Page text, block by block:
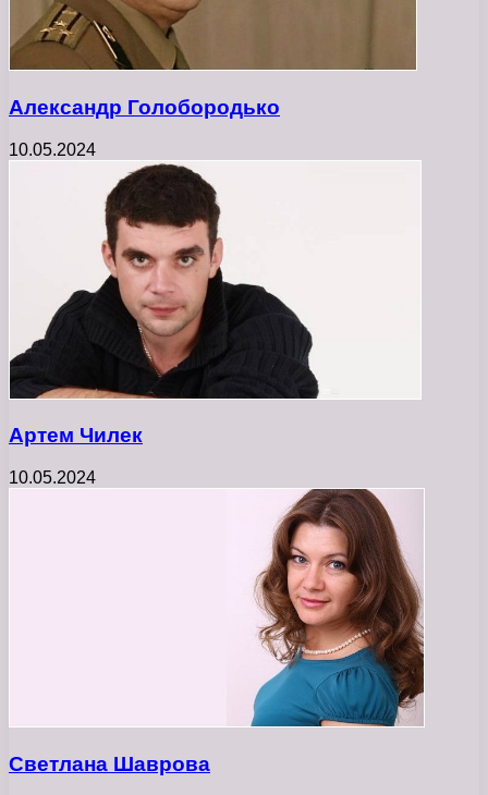
Александр Голобородько
10.05.2024
Артем Чилек
10.05.2024
Светлана Шаврова